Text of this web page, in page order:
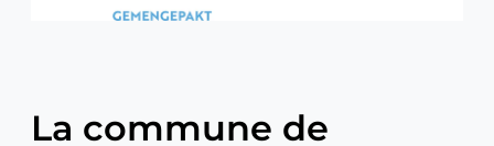
La commune de